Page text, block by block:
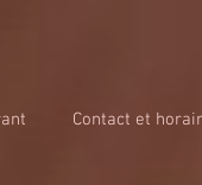
Contact et